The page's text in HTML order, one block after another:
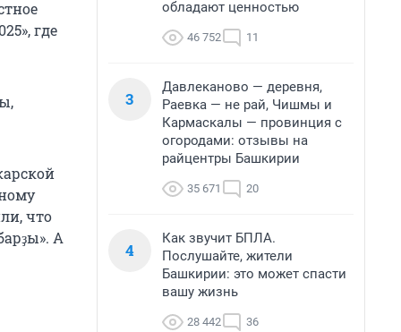
где
что
А
обладают ценностью
46 752 11
3
Давлеканово — деревня,
Раевка — не рай, Чишмы и
Кармаскалы — провинция с
огородами: отзывы на
райцентры Башкирии
35 671 20
4
Как звучит БПЛА.
Послушайте, жители
Башкирии: это может спасти
вашу жизнь
28 442 36